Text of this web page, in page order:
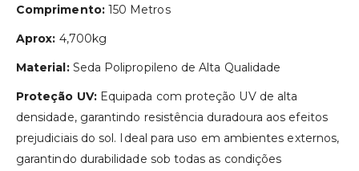
Comprimento:150 Metros
Aprox: 4,700kg
Material:Seda Polipropileno de Alta Qualidade
Proteção UV:Equipada com proteção UV de alta
densidade, garantindo resistência duradoura aos efeitos
prejudiciais do sol. Ideal para uso em ambientes externos,
garantindo durabilidade sob todas as condições